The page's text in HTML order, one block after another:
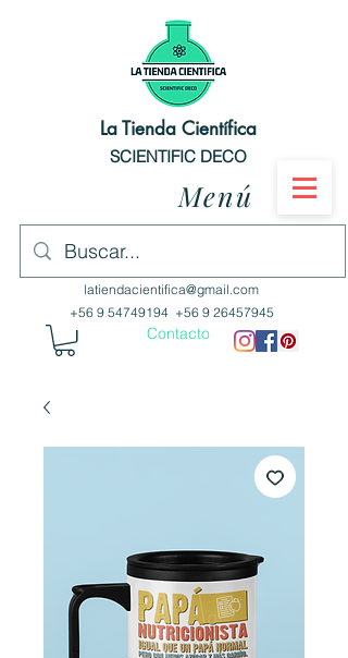
La Tienda Científica
SCIENTIFIC DECO
Menú
latiendacientifica@gmail.com
+56 9 54749194 +56 9 26457945
Contacto